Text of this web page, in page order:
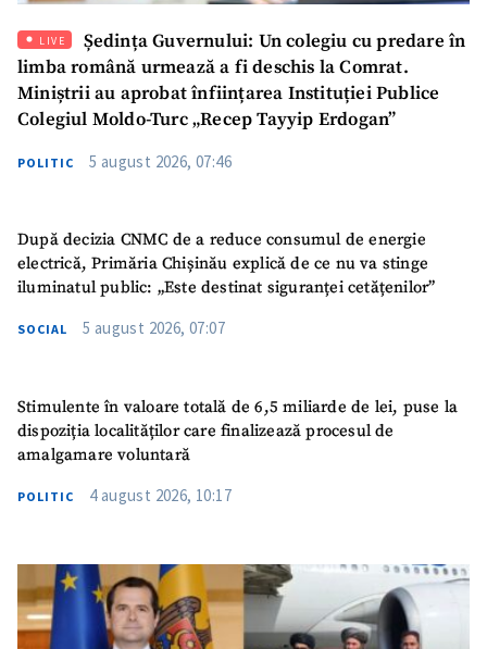
LIVE
Ședința Guvernului: Un colegiu cu predare în
limba română urmează a fi deschis la Comrat.
Miniștrii au aprobat înființarea Instituției Publice
Colegiul Moldo-Turc „Recep Tayyip Erdogan”
POLITIC 5 august 2026, 07:46
După decizia CNMC de a reduce consumul de energie
electrică, Primăria Chișinău explică de ce nu va stinge
iluminatul public: „Este destinat siguranței cetățenilor”
SOCIAL 5 august 2026, 07:07
Stimulente în valoare totală de 6,5 miliarde de lei, puse la
dispoziția localităților care finalizează procesul de
amalgamare voluntară
POLITIC 4 august 2026, 10:17
Mesajul știrei
+ Mesajul știrei
CONTACT SURSĂ
Sursă anonimă
Email+ Emailul meu
Telefon
+ Telefon personal
acord cupolitica de
confidențialitate.